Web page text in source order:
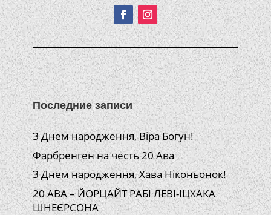
Последние записи
З Днем народження, Віра Богун!
Фарбренген на честь 20 Ава
З Днем народження, Хава Ніконьонок!
20 АВА – ЙОРЦАЙТ РАБІ ЛЕВІ-ІЦХАКА
ШНЕЄРСОНА